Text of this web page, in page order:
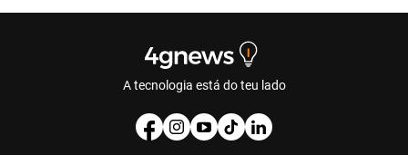
A tecnologia está do teu lado